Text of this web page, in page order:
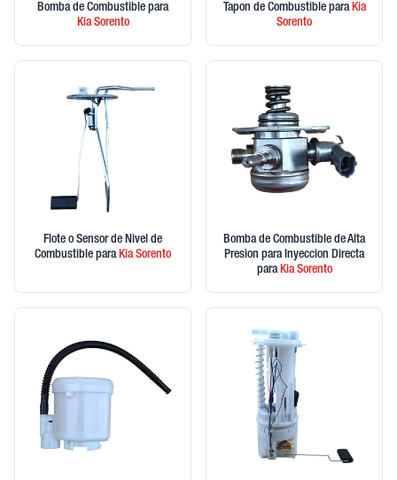
Bomba de Combustible para
KiaSorento
Tapon de Combustible paraKia
Sorento
Flote o Sensor de Nivel de
Combustible paraKiaSorento
Bomba de Combustible de Alta
Presion para Inyeccion Directa
paraKiaSorento